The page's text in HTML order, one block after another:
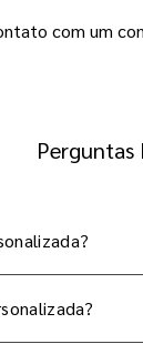
com um
Perguntas